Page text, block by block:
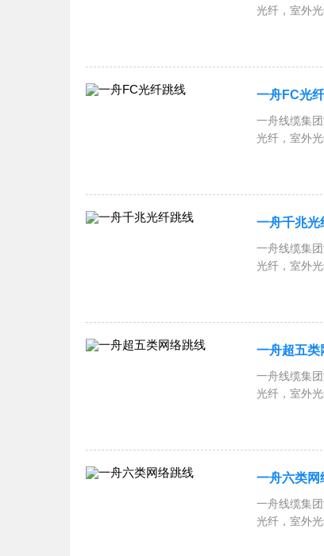
光纤，室外
一舟FC光
一舟线缆集
光纤，室外
一舟千兆光
一舟线缆集
光纤，室外
一舟超五类
一舟线缆集
光纤，室外
一舟六类网
一舟线缆集
光纤，室外